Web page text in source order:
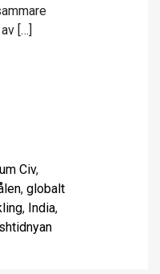
[…]
Civ,
, globalt
, India,